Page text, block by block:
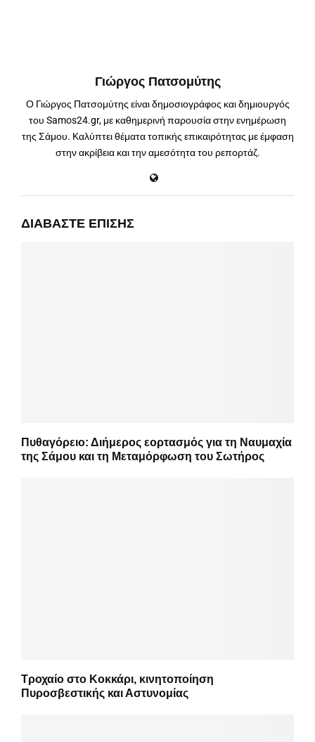
Γιώργος Πατσομύτης
Ο Γιώργος Πατσομύτης είναι δημοσιογράφος και δημιουργός
του Samos24.gr, με καθημερινή παρουσία στην ενημέρωση
της Σάμου. Καλύπτει θέματα τοπικής επικαιρότητας με έμφαση
στην ακρίβεια και την αμεσότητα του ρεπορτάζ.
ΔΙΑΒΆΣΤΕ ΕΠΊΣΗΣ
Πυθαγόρειο: Διήμερος εορτασμός για τη Ναυμαχία
της Σάμου και τη Μεταμόρφωση του Σωτήρος
Τροχαίο στο Κοκκάρι, κινητοποίηση
Πυροσβεστικής και Αστυνομίας